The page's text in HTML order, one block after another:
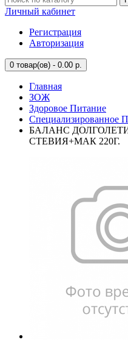
Личный кабинет
Регистрация
Авторизация
0 товар(ов) - 0.00 р.
Главная
ЗОЖ
Здоровое Питание
Специализированное
БАЛАНС
СТЕВИЯ+МАК 220Г.